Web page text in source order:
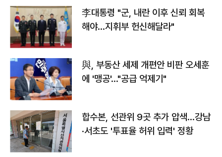
李대통령 "군, 내란 이후 신뢰 회복
해야…지휘부 헌신해달라"
與, 부동산 세제 개편안 비판 오세훈
에 '맹공'…"공급 억제기"
합수본, 선관위 9곳 추가 압색…강남
·서초도 '투표율 허위 입력' 정황